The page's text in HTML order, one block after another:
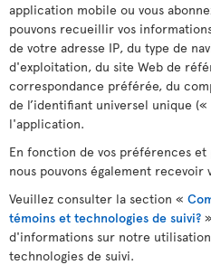
application mobile ou vous
pouvons recueillir vos
de votre adresse IP, du type de
d'exploitation, du site Web de
correspondance préférée, du
de l’identifiant universel unique
l'application.
En fonction de vos préférences
nous pouvons également recevoir
Veuillez consulter la section «
témoins et technologies de suivi?
d'informations sur notre
technologies de suivi.